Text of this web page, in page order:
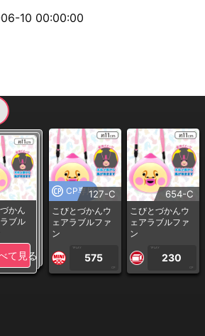
10 00:00:00
かん
ブル
て見る
CP専用127-C
こびとづかんウ
ェアラブルファ
ン
1PLAY
575
CP
654-C
こびとづかんウ
ェアラブルファ
ン
1PLAY
230
CP